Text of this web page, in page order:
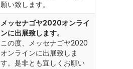
願い致します。
メッセナゴヤ2020オンライ
ンに出展致します。
この度、メッセナゴヤ2020
オンラインに出展致しま
す。是非とも宜しくお願い